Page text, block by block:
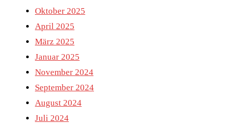
Oktober 2025
April 2025
März 2025
Januar 2025
November 2024
September 2024
August 2024
Juli 2024